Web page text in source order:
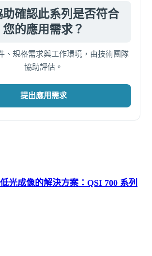
助確認此系列是否符合
您的應用需求？
、規格需求與工作環境，由技術團隊
協助評估。
提出應用需求
光成像的解決方案：QSI 700 系列